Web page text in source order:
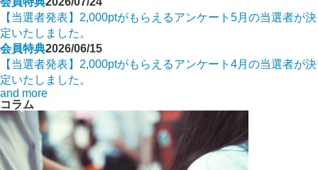
【当選者発表】2,000ptがもらえるアンケート5月の当選者が決
定いたしました。
会員特典2026/06/15
【当選者発表】2,000ptがもらえるアンケート4月の当選者が決
定いたしました。
and more
コラム